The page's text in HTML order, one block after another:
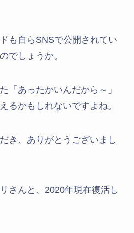
も自らSNSで公開されてい
でしょうか。
「あったかいんだから～」
るかもしれないですよね。
き、ありがとうございまし
さんと、2020年現在復活し